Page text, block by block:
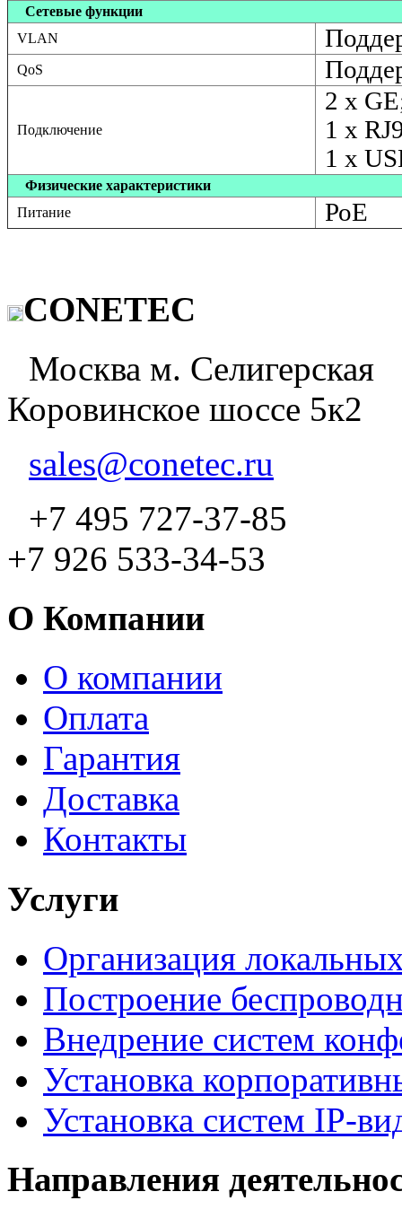
Сетевые функции
VLAN
QoS
Подключение
2 х
1 х
1 х
Физические характеристики
Питание
РоЕ
CONETEC
Москва м. Селигерская
Коровинское шоссе 5к2
sales@conetec.ru
+7 495 727-37-85
+7 926 533-34-53
О Компании
О компании
Оплата
Гарантия
Доставка
Контакты
Услуги
Организация
Построение
Внедрение систем
Установка
Установка систем IP-
Направления